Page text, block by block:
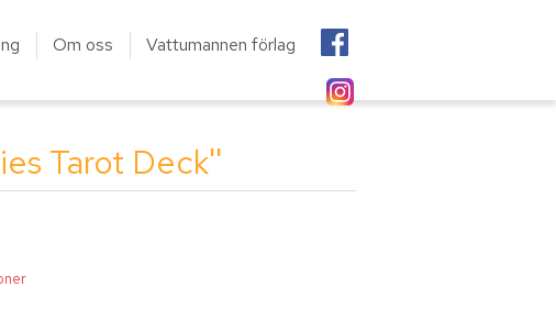
Om oss Vattumannen förlag
Tarot Deck